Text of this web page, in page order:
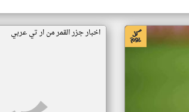
اخبار جزر القمر من ار تي عربي